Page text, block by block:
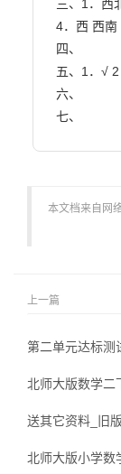
三、1．西
4．西 西南
四、
五、1．√
六、
七
本文档来自网
上一篇
第二单元达标测
北师大版数学二
送其它资料_旧
北师大版小学数